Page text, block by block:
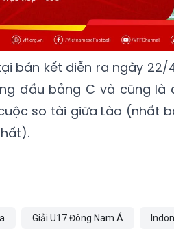
bán kết diễn ra ngày 22/
đầu bảng C và cũng là
so tài giữa Lào (nhất
Giải U17 Đông Nam Á